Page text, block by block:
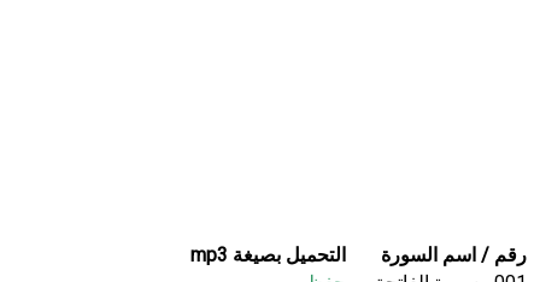
رقم / اسم السورة
التحميل بصيغة mp3